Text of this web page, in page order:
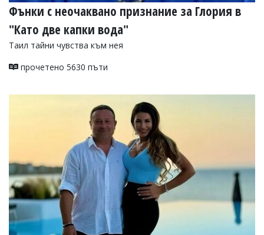
Фънки с неочаквано признание за Глория в
"Като две капки вода"
Таил тайни чувства към нея
прочетено 5630 пъти